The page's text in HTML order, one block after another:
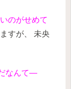
のがせめて
すが、
未央
なんて―